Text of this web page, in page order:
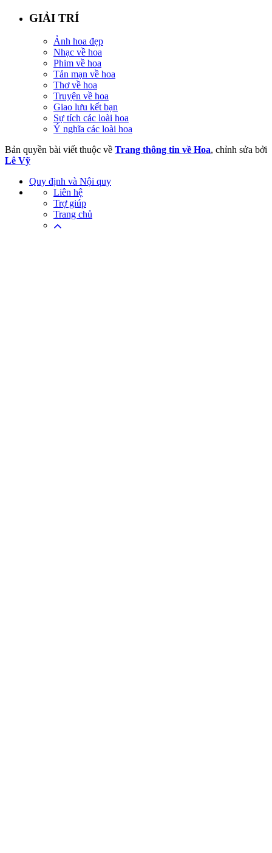
GIẢI TRÍ
Ảnh hoa đẹp
Nhạc về hoa
Phim về hoa
Tản mạn về hoa
Thơ về hoa
Truyện về hoa
Giao lưu kết bạn
Sự tích các loài hoa
Ý nghĩa các loài hoa
Bản quyền bài viết thuộc về Trang thông tin về Hoa, chỉnh sửa bởi
Lê Vỹ
Quy định và Nội quy
Liên hệ
Trợ giúp
Trang chủ